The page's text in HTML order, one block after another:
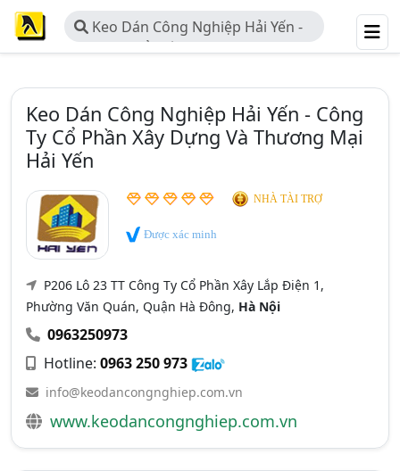
Keo Dán Công Nghiệp Hải Yến -
Công Ty Cổ Phần Xây Dựng Và
Keo Dán Công Nghiệp Hải Yến - Công
Ty Cổ Phần Xây Dựng Và Thương Mại
Hải Yến
NHÀ TÀI TRỢ
Được xác minh
P206 Lô 23 TT Công Ty Cổ Phần Xây Lắp Điện 1,
Phường Văn Quán, Quận Hà Đông, Hà Nội
0963250973
Hotline: 0963 250 973
info@keodancongnghiep.com.vn
www.keodancongnghiep.com.vn